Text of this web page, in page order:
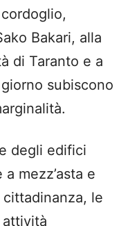
Bakari, alla
di Taranto e a
subiscono
degli edifici
mezz’asta e
cittadinanza, le